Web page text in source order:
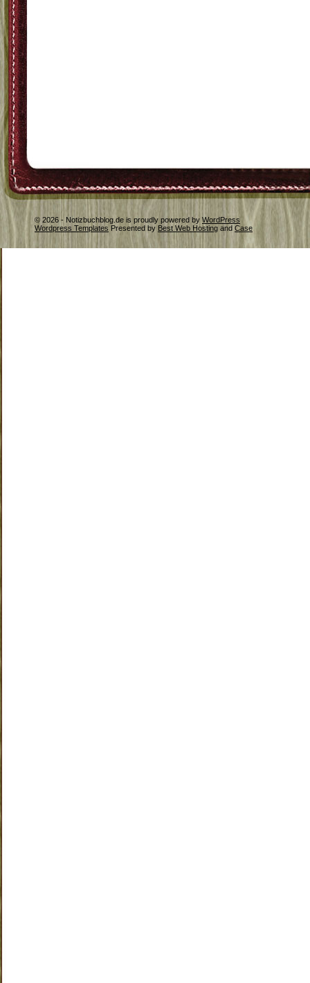
© 2026 - Notizbuchblog.de is proudly powered by WordPress
Wordpress Templates Presented by Best Web Hosting and Case